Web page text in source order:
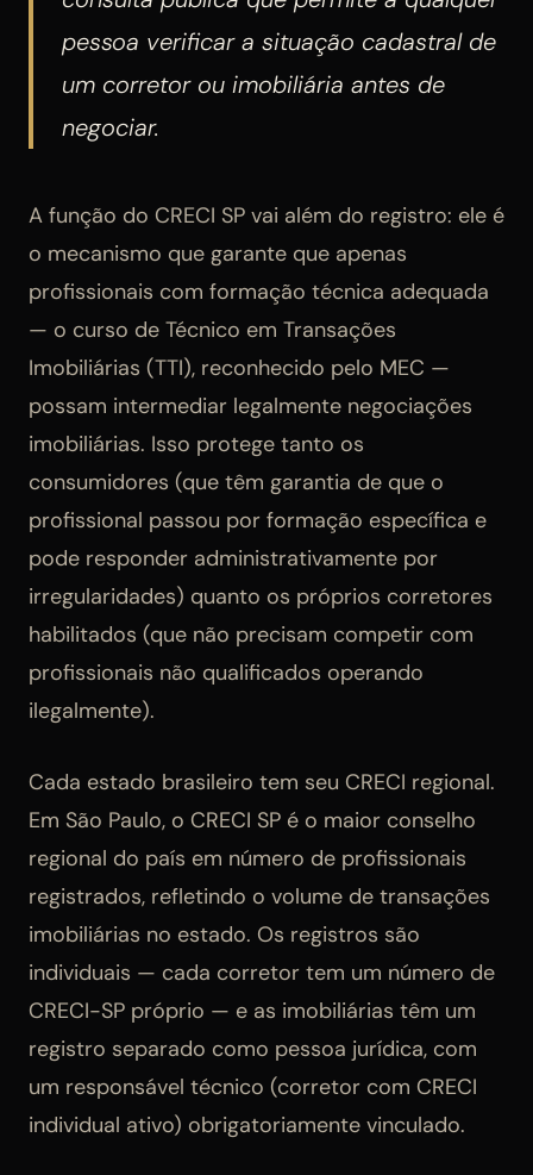
pessoa verificar a situação cadastral de
um corretor ou imobiliária antes de
negociar.
A função do CRECI SP vai além do registro: ele é
o mecanismo que garante que apenas
profissionais com formação técnica adequada
— o curso de Técnico em Transações
Imobiliárias (TTI), reconhecido pelo MEC —
possam intermediar legalmente negociações
imobiliárias. Isso protege tanto os
consumidores (que têm garantia de que o
profissional passou por formação específica e
pode responder administrativamente por
irregularidades) quanto os próprios corretores
habilitados (que não precisam competir com
profissionais não qualificados operando
ilegalmente).
Cada estado brasileiro tem seu CRECI regional.
Em São Paulo, o CRECI SP é o maior conselho
regional do país em número de profissionais
registrados, refletindo o volume de transações
imobiliárias no estado. Os registros são
individuais — cada corretor tem um número de
CRECI-SP próprio — e as imobiliárias têm um
registro separado como pessoa jurídica, com
um responsável técnico (corretor com CRECI
individual ativo) obrigatoriamente vinculado.